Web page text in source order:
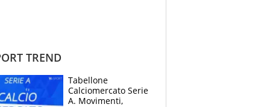
TREND
Tabellone
Calciomercato Serie
A. Movimenti,